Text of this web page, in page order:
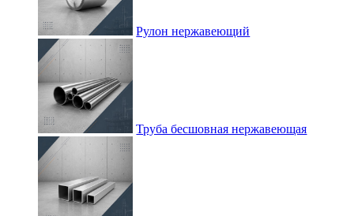
Рулон нержавеющий
Труба бесшовная нержавеющая